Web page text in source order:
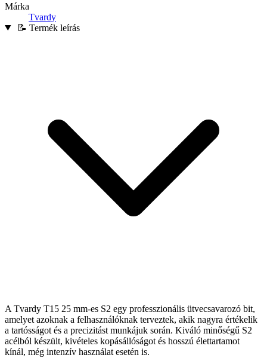
Márka
Tvardy
📝 Termék leírás
A Tvardy T15 25 mm-es S2 egy professzionális ütvecsavarozó bit,
amelyet azoknak a felhasználóknak terveztek, akik nagyra értékelik
a tartósságot és a precizitást munkájuk során. Kiváló minőségű S2
acélból készült, kivételes kopásállóságot és hosszú élettartamot
kínál, még intenzív használat esetén is.